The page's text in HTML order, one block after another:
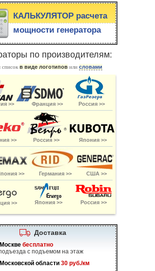
КАЛЬКУЛЯТОР расчета
мощности генератора
по производителям:
список в виде логотиповили словами
Германия >>
>> Франция >>
>> Россия >> Япония >>
>> США >>
>> Япония >> Россия >>
Россия >>
Доставка
бесплатно
с подъемом на этаж
области 30 руб./км